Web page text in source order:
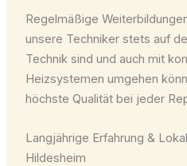
Regelmäßige
unsere Techniker stets auf
Technik sind und auch mit
Heizsystemen umgehen
höchste Qualität bei jeder
Langjährige Erfahrung &
Hildesheim